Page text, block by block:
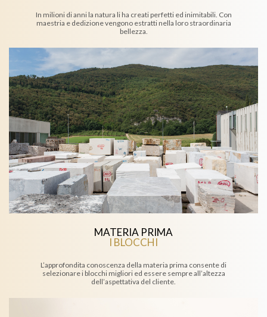
In milioni di anni la natura li ha creati perfetti ed inimitabili. Con
maestria e dedizione vengono estratti nella loro straordinaria
bellezza.
MATERIA PRIMA
I BLOCCHI
L’approfondita conoscenza della materia prima consente di
selezionare i blocchi migliori ed essere sempre all’altezza
dell’aspettativa del cliente.